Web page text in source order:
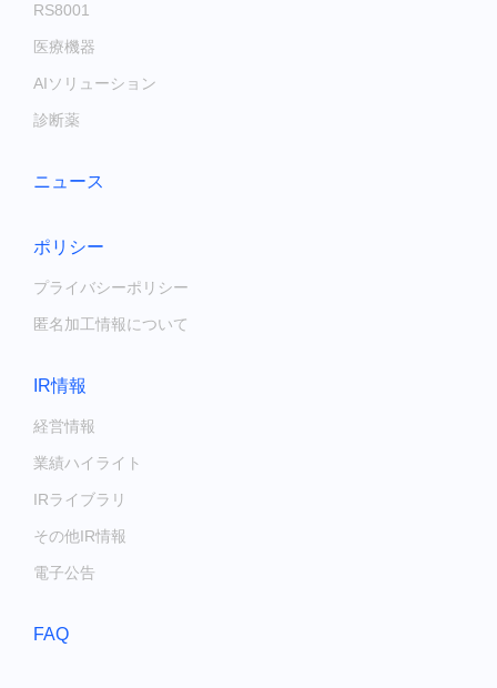
RS8001
医療機器
AIソリューション
診断薬
ニュース
ポリシー
プライバシーポリシー
匿名加工情報について
IR情報
経営情報
業績ハイライト
IRライブラリ
その他IR情報
電子公告
FAQ